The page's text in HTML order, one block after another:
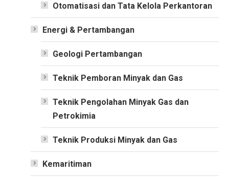
Otomatisasi dan Tata Kelola Perkantoran
Energi & Pertambangan
Geologi Pertambangan
Teknik Pemboran Minyak dan Gas
Teknik Pengolahan Minyak Gas dan
Petrokimia
Teknik Produksi Minyak dan Gas
Kemaritiman